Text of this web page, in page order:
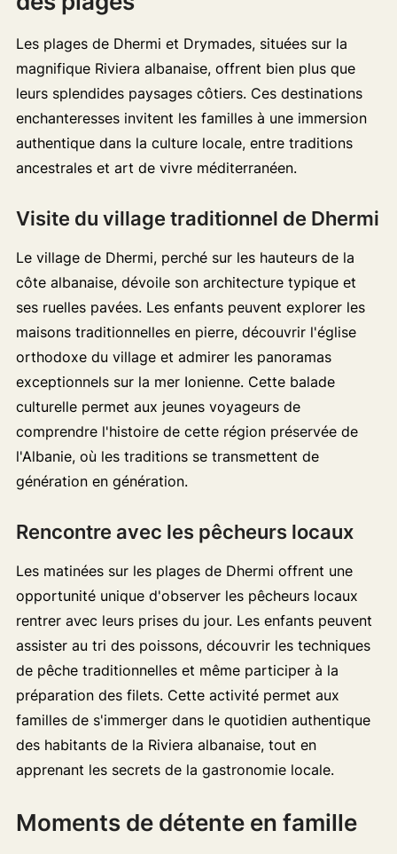
Les plages de Dhermi et Drymades, situées sur la
magnifique Riviera albanaise, offrent bien plus que
leurs splendides paysages côtiers. Ces destinations
enchanteresses invitent les familles à une immersion
authentique dans la culture locale, entre traditions
ancestrales et art de vivre méditerranéen.
Visite du village traditionnel de Dhermi
Le village de Dhermi, perché sur les hauteurs de la
côte albanaise, dévoile son architecture typique et
ses ruelles pavées. Les enfants peuvent explorer les
maisons traditionnelles en pierre, découvrir l'église
orthodoxe du village et admirer les panoramas
exceptionnels sur la mer Ionienne. Cette balade
culturelle permet aux jeunes voyageurs de
comprendre l'histoire de cette région préservée de
l'Albanie, où les traditions se transmettent de
génération en génération.
Rencontre avec les pêcheurs locaux
Les matinées sur les plages de Dhermi offrent une
opportunité unique d'observer les pêcheurs locaux
rentrer avec leurs prises du jour. Les enfants peuvent
assister au tri des poissons, découvrir les techniques
de pêche traditionnelles et même participer à la
préparation des filets. Cette activité permet aux
familles de s'immerger dans le quotidien authentique
des habitants de la Riviera albanaise, tout en
apprenant les secrets de la gastronomie locale.
Moments de détente en famille